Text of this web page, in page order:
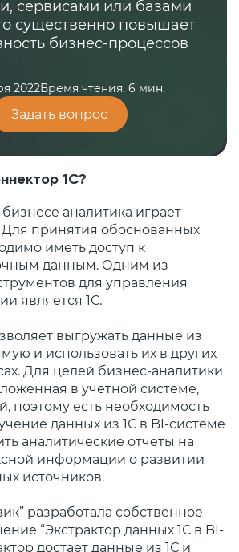
сервисами или базами
существенно повышает
бизнес-процессов
2022Время чтения: 6 мин.
Задать вопрос
1С?
аналитика играет
принятия обоснованных
иметь доступ к
данным. Одним из
для управления
является 1С.
выгружать данные из
и использовать их в других
Для целей бизнес-аналитики
в учетной системе,
поэтому есть необходимость
данных из 1С в BI-системе
аналитические отчеты на
информации о развитии
источников.
разработала собственное
“Экстрактор данных 1С в BI-
достает данные из 1С и